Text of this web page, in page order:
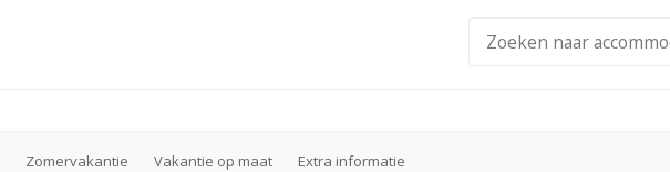
Zomervakantie Vakantie op maat Extra informatie